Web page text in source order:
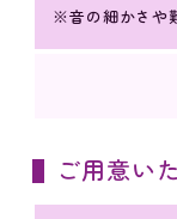
※音の細かさや
ご用意い